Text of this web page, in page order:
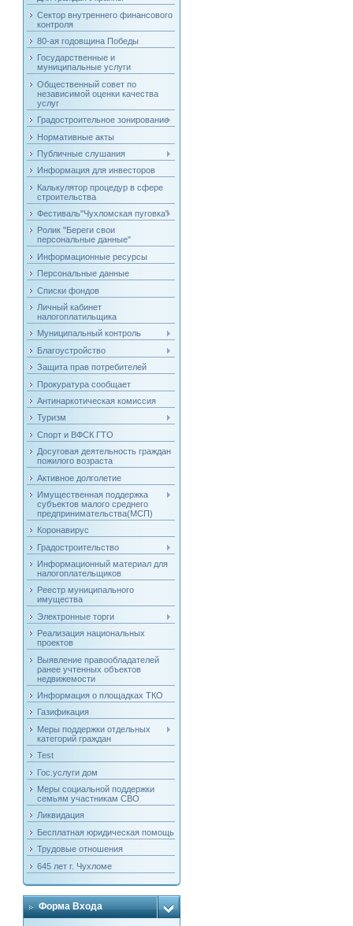
Сектор внутреннего финансового
контроля
80-ая годовщина Победы
Государственные и
муниципальные услуги
Общественный совет по
независимой оценки качества
услуг
Градостроительное зонирование
Нормативные акты
Публичные слушания
Информация для инвесторов
Калькулятор процедур в сфере
строительства
Фестиваль"Чухломская пуговка"
Ролик "Береги свои
персональные данные"
Информационные ресурсы
Персональные данные
Списки фондов
Личный кабинет
налогоплатильщика
Муниципальный контроль
Благоустройство
Защита прав потребителей
Прокуратура сообщает
Антинаркотическая комиссия
Туризм
Спорт и ВФСК ГТО
Досуговая деятельность граждан
пожилого возраста
Активное долголетие
Имущественная поддержка
субъектов малого среднего
предпринимательства(МСП)
Коронавирус
Градостроительство
Информационный материал для
налогоплательщиков
Реестр муниципального
имущества
Электронные торги
Реализация национальных
проектов
Выявление правообладателей
ранее учтенных объектов
недвижемости
Информация о площадках ТКО
Газификация
Меры поддержки отдельных
категорий граждан
Test
Гос.услуги дом
Меры социальной поддержки
семьям участникам СВО
Ликвидация
Бесплатная юридическая помощь
Трудовые отношения
645 лет г. Чухломе
Форма Входа